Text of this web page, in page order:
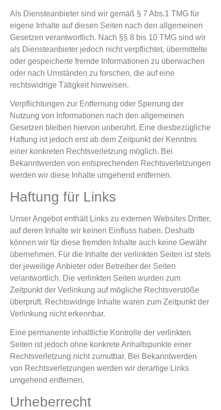
Als Diensteanbieter sind wir gemäß § 7 Abs.1 TMG für
eigene Inhalte auf diesen Seiten nach den allgemeinen
Gesetzen verantwortlich. Nach §§ 8 bis 10 TMG sind wir
als Diensteanbieter jedoch nicht verpflichtet, übermittelte
oder gespeicherte fremde Informationen zu überwachen
oder nach Umständen zu forschen, die auf eine
rechtswidrige Tätigkeit hinweisen.
Verpflichtungen zur Entfernung oder Sperrung der
Nutzung von Informationen nach den allgemeinen
Gesetzen bleiben hiervon unberührt. Eine diesbezügliche
Haftung ist jedoch erst ab dem Zeitpunkt der Kenntnis
einer konkreten Rechtsverletzung möglich. Bei
Bekanntwerden von entsprechenden Rechtsverletzungen
werden wir diese Inhalte umgehend entfernen.
Haftung für Links
Unser Angebot enthält Links zu externen Websites Dritter,
auf deren Inhalte wir keinen Einfluss haben. Deshalb
können wir für diese fremden Inhalte auch keine Gewähr
übernehmen. Für die Inhalte der verlinkten Seiten ist stets
der jeweilige Anbieter oder Betreiber der Seiten
verantwortlich. Die verlinkten Seiten wurden zum
Zeitpunkt der Verlinkung auf mögliche Rechtsverstöße
überprüft. Rechtswidrige Inhalte waren zum Zeitpunkt der
Verlinkung nicht erkennbar.
Eine permanente inhaltliche Kontrolle der verlinkten
Seiten ist jedoch ohne konkrete Anhaltspunkte einer
Rechtsverletzung nicht zumutbar. Bei Bekanntwerden
von Rechtsverletzungen werden wir derartige Links
umgehend entfernen.
Urheberrecht